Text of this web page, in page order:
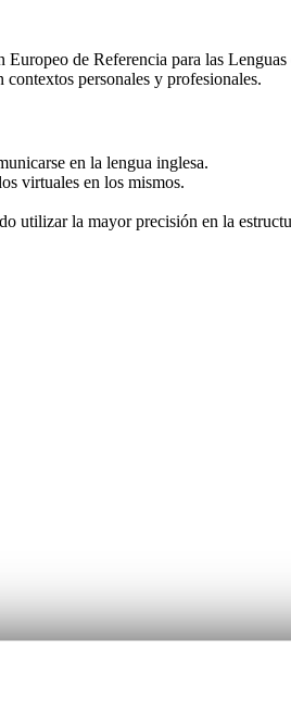
de Referencia para las
personales y profesionales.
en la lengua inglesa.
virtuales en los mismos.
utilizar la mayor precisión en la
Virtual integra contenidos,